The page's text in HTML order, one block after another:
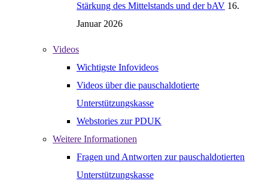
Stärkung des Mittelstands und der bAV 16.
Januar 2026
Videos
Wichtigste Infovideos
Videos über die pauschaldotierte
Unterstützungskasse
Webstories zur PDUK
Weitere Informationen
Fragen und Antworten zur pauschaldotierten
Unterstützungskasse